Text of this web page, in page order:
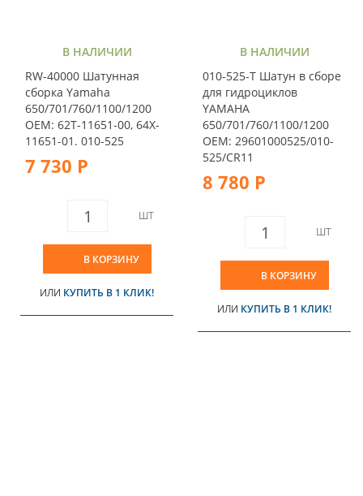
В НАЛИЧИИ
RW-40000 Шатунная
сборка Yamaha
650/701/760/1100/1200
OEM: 62T-11651-00, 64X-
11651-01. 010-525
7 730 Р
ШТ
В КОРЗИНУ
ИЛИ КУПИТЬ В 1 КЛИК!
В НАЛИЧИИ
010-525-T Шатун в сборе
для гидроциклов
YAMAHA
650/701/760/1100/1200
OEM: 29601000525/010-
525/CR11
8 780 Р
ШТ
В КОРЗИНУ
ИЛИ КУПИТЬ В 1 КЛИК!